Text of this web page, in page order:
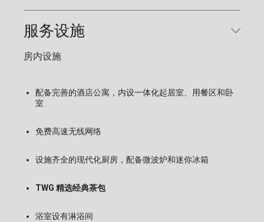
服务设施
房内设施
配备完善的酒店公寓，内设一体化起居室、用餐区和卧
室
免费高速无线网络
设施齐全的现代化厨房，配备微波炉和迷你冰箱
TWG 精选经典茶包
浴室设有淋浴间